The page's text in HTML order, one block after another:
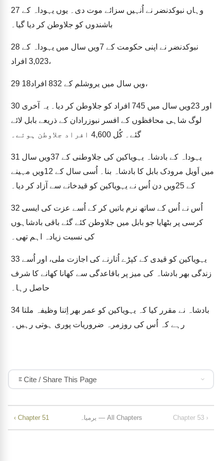
27
باشندوں کو جلاوطن کر دیا گیا۔
28
3,023 افراد،
29 18ویں سال میں یروشلم کے 832 افراد،
30
لوگ شاہی محافظوں کے افسر نبوزرادان کے ذریعے بابل لائے
گئے۔ کُل 4,600 افراد جلاوطن ہوئے۔
31
میں اَویل مرودک بابل کا بادشاہ بنا۔ اُسی سال کے 12ویں مہینے
کے 25ویں دن اُس نے یہویاکین کو قیدخانے سے آزاد کر دیا۔
32
کرسی پر بٹھایا جو بابل میں جلاوطن کئے گئے باقی بادشاہوں
کی نسبت زیادہ اہم تھی۔
33
زندگی بھر بادشاہ کی میز پر باقاعدگی سے کھانا کھانے کا شرف
حاصل رہا۔
34
رہے کہ اُس کی روزمرہ ضروریات پوری ہوتی رہیں۔
Cite / Share This Page
‹ Chapter 51 یرمیاہ — All Chapters Chapter 53 ›